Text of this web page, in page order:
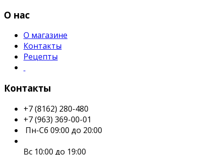
О нас
О магазине
Контакты
Рецепты
Контакты
+7 (8162) 280-480
+7 (963) 369-00-01
Пн-Сб 09:00 до 20:00
Вс 10:00 до 19:00